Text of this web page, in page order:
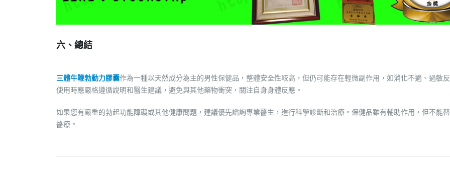
六、總結
三體牛鞭勃動力膠囊作為一種以天然成分為主的男性保健品，整體安全性較高，但仍可能存在輕微副作用，如消化不適、過敏
使用時應嚴格遵循說明和醫生建議，避免與其他藥物衝突，關注自身身體反應。
如果您有嚴重的勃起功能障礙或其他健康問題，建議優先諮詢專業醫生，進行科學診斷和治療。保健品雖有輔助作用，但不能
醫療。